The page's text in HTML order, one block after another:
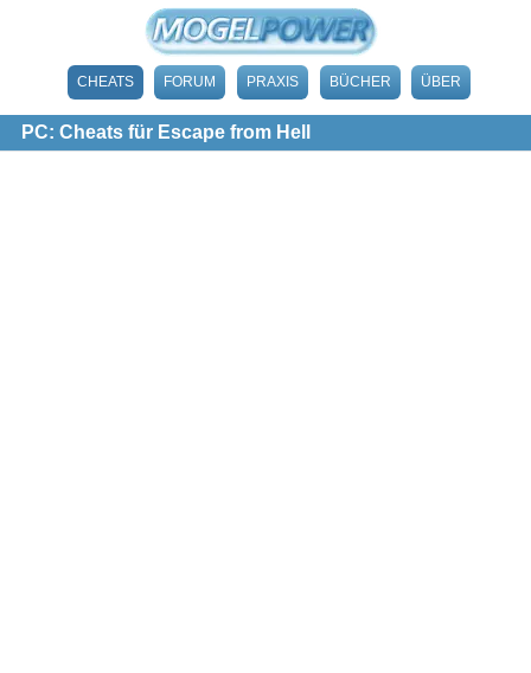
CHEATS FORUM PRAXIS BÜCHER ÜBER
PC: Cheats für Escape from Hell